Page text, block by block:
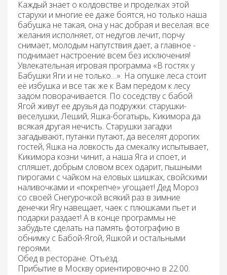
Каждый знает о колдовстве и проделках этой
старухи и многие ее даже боятся, но только наша
бабушка не такая, она у нас добрая и веселая: все
желания исполняет, от недугов лечит, порчу
снимает, молодым напутствия дает, а главное -
поднимает настроение всем без исключения!
Увлекательная игровая программа «В гостях у
Бабушки Яги и не только…». На опушке леса стоит
её избушка и все так же к Вам передом к лесу
задом поворачивается. По соседству с бабой
Ягой живут ее друзья да подружки: старушки-
веселушки, Леший, Яшка-богатырь, Кикимора да
всякая другая нечисть. Старушки загадки
загадывают, путанки путают, да веселят дорогих
гостей, Яшка на ловкость да смекалку испытывает,
Кикимора козни чинит, а наша Яга и споет, и
спляшет, добрым словом всех одарит, пышными
пирогами с чайком на еловых шишках, свойскими
наливочками и «покрепче» угощает! Дед Мороз
со своей Снегурочкой всякий раз в зимние
денечки Ягу навещает, чаек с плюшками пьет и
подарки раздает! А в конце программы не
забудьте сделать на память фотографию в
обнимку с Бабой-Ягой, Яшкой и остальными
героями.
Обед в ресторане. Отъезд.
Прибытие в Москву ориентировочно в 22.00.